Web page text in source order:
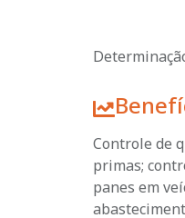
Controle de
primas;
panes em